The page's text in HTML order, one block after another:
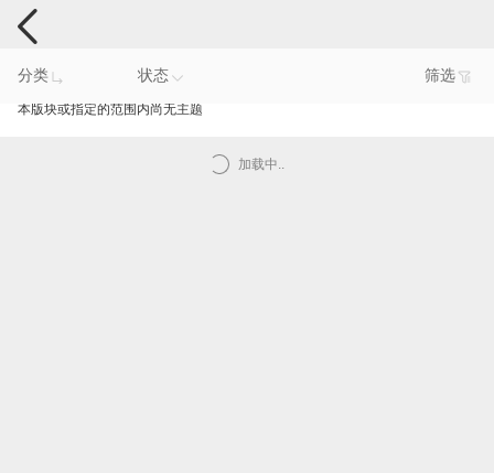
手机反馈
分类 状态 筛选
本版块或指定的范围内尚无主题
加载中..